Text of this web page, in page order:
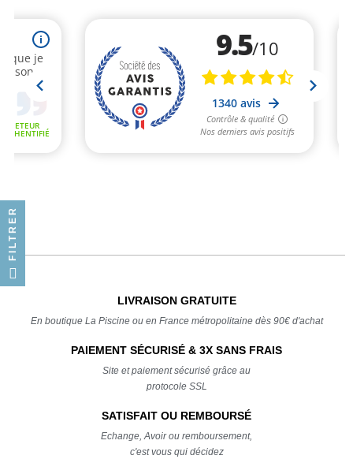
LIVRAISON GRATUITE
En boutique La Piscine ou en France métropolitaine dès 90€ d'achat
PAIEMENT SÉCURISÉ & 3X SANS FRAIS
Site et paiement sécurisé grâce au
protocole SSL
SATISFAIT OU REMBOURSÉ
Echange, Avoir ou remboursement,
c'est vous qui décidez
FILTRER